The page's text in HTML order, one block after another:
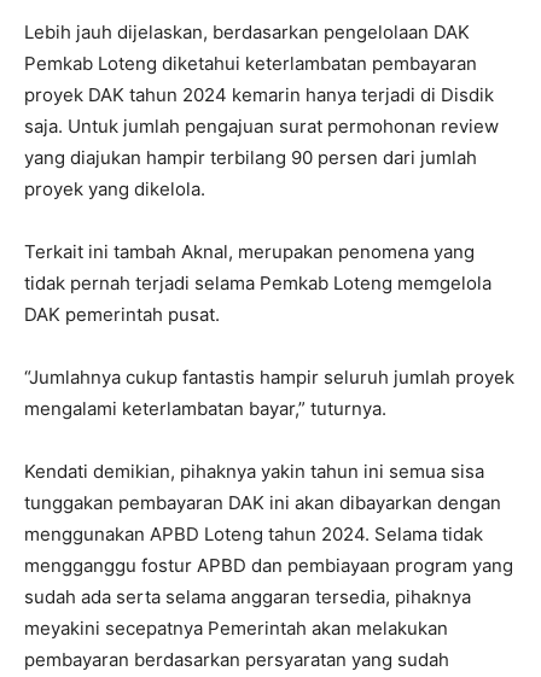
Lebih jauh dijelaskan, berdasarkan pengelolaan DAK
Pemkab Loteng diketahui keterlambatan pembayaran
proyek DAK tahun 2024 kemarin hanya terjadi di Disdik
saja. Untuk jumlah pengajuan surat permohonan review
yang diajukan hampir terbilang 90 persen dari jumlah
proyek yang dikelola.
Terkait ini tambah Aknal, merupakan penomena yang
tidak pernah terjadi selama Pemkab Loteng memgelola
DAK pemerintah pusat.
“Jumlahnya cukup fantastis hampir seluruh jumlah proyek
mengalami keterlambatan bayar,” tuturnya.
Kendati demikian, pihaknya yakin tahun ini semua sisa
tunggakan pembayaran DAK ini akan dibayarkan dengan
menggunakan APBD Loteng tahun 2024. Selama tidak
mengganggu fostur APBD dan pembiayaan program yang
sudah ada serta selama anggaran tersedia, pihaknya
meyakini secepatnya Pemerintah akan melakukan
pembayaran berdasarkan persyaratan yang sudah